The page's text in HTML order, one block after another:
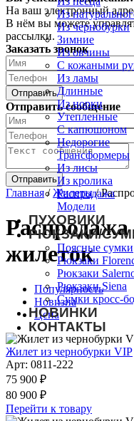
Из
Из чернобурки
Зимние
Из овчины
С кожаными
Из ламы
Длинные
Из норки
Утепленные
С капюшоном
Недорогие
Трансформеры
Из лисы
Из кролика
Распродажа
Модели
ПУХОВИКИ
РЮКЗАКИ/
Поясные сумки
Рюкзаки
Рюкзаки
Рюкзаки Siena
Сумки кросс-
НОВИНКИ
КОНТАКТЫ
На ваш электронный
В нём вы можете
рассылки.
Заказать звонок
Отправить сообщение
Главная/Жилеты/
жилеток
Популярность
Новизна
Цена
Жилет из чернобурки VIP
Арт: 0811-222
75 900 ₽
80 900 ₽
Перейти к товару